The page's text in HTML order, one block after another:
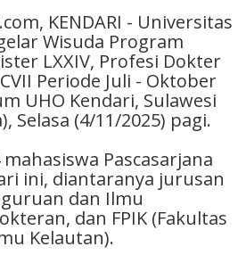
KENDARI - Universitas
Wisuda Program
LXXIV, Profesi Dokter
Periode Juli - Oktober
UHO Kendari, Sulawesi
Selasa (4/11/2025) pagi.
Pascasarjana
ini, diantaranya jurusan
dan Ilmu
dan FPIK (Fakultas
Kelautan).